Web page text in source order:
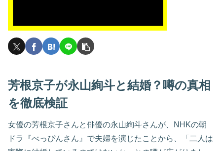
芳根京子が永山絢斗と結婚？噂の真相
を徹底検証
女優の芳根京子さんと俳優の永山絢斗さんが、NHKの朝
ドラ『べっぴんさん』で夫婦を演じたことから、「二人は